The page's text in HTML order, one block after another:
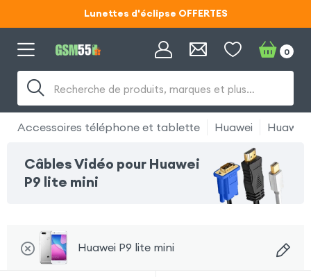
Lunettes d'éclipse OFFERTES
Code ECLIPSE55
Code ECLIPSE55
Recherche de produits, marques et plus…
0
Accessoires téléphone et tablette Huawei Huawei
Câbles Vidéo pour Huawei
P9 lite mini
Huawei P9 lite mini